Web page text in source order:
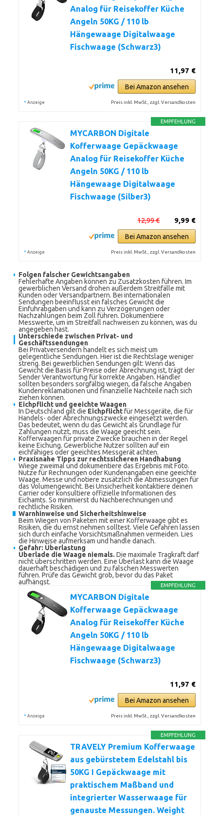
Analog für Reisekoffer Küche
Angeln 50KG / 110 lb
Hängewaage Digitalwaage
Fischwaage (Schwarz3)
11,97 €
Bei Amazon ansehen
* Anzeige Preis inkl. MwSt., zzgl. Versandkosten
EMPFEHLUNG
MYCARBON Digitale
Kofferwaage Gepäckwaage
Analog für Reisekoffer Küche
Angeln 50KG / 110 lb
Hängewaage Digitalwaage
Fischwaage (Silber3)
9,99 €
12,99 €
Bei Amazon ansehen
* Anzeige Preis inkl. MwSt., zzgl. Versandkosten
Folgen falscher Gewichtsangaben
Fehlerhafte Angaben können zu Zusatzkosten führen. Im
gewerblichen Versand drohen außerdem Streitfälle mit
Kunden oder Versandpartnern. Bei internationalen
Sendungen beeinflusst ein falsches Gewicht die
Einfuhrabgaben und kann zu Verzögerungen oder
Nachzahlungen beim Zoll führen. Dokumentiere
Messwerte, um im Streitfall nachweisen zu können, was du
angegeben hast.
Unterschiede zwischen Privat- und
Geschäftssendungen
Bei Privatversendern handelt es sich meist um
gelegentliche Sendungen. Hier ist die Rechtslage weniger
streng. Bei gewerblichen Sendungen gilt: Wenn das
Gewicht die Basis für Preise oder Abrechnung ist, trägt der
Sender Verantwortung für korrekte Angaben. Händler
sollten besonders sorgfältig wiegen, da falsche Angaben
Kundenreklamationen und finanzielle Nachteile nach sich
ziehen können.
Eichpflicht und geeichte Waagen
In Deutschland gilt die Eichpflichtfür Messgeräte, die für
Handels- oder Abrechnungszwecke eingesetzt werden.
Das bedeutet, wenn du das Gewicht als Grundlage für
Zahlungen nutzt, muss die Waage geeicht sein.
Kofferwaagen für private Zwecke brauchen in der Regel
keine Eichung. Gewerbliche Nutzer sollten auf ein
eichfähiges oder geeichtes Messgerät achten.
Praxisnahe Tipps zur rechtssicheren Handhabung
Wiege zweimal und dokumentiere das Ergebnis mit Foto.
Nutze für Rechnungen oder Kundenangaben eine geeichte
Waage. Messe und notiere zusätzlich die Abmessungen für
das Volumengewicht. Bei Unsicherheit kontaktiere deinen
Carrier oder konsultiere offizielle Informationen des
Eichamts. So minimierst du Nachberechnungen und
rechtliche Risiken.
Warnhinweise und Sicherheitshinweise
Beim Wiegen von Paketen mit einer Kofferwaage gibt es
Risiken, die du ernst nehmen solltest. Viele Gefahren lassen
sich durch einfache Vorsichtsmaßnahmen vermeiden. Lies
die Hinweise aufmerksam und handle danach.
Gefahr: Überlastung
Überlade die Waage niemals. Die maximale Tragkraft darf
nicht überschritten werden. Eine Überlast kann die Waage
dauerhaft beschädigen und zu falschen Messwerten
führen. Prüfe das Gewicht grob, bevor du das Paket
aufhängst.
EMPFEHLUNG
MYCARBON Digitale
Kofferwaage Gepäckwaage
Analog für Reisekoffer Küche
Angeln 50KG / 110 lb
Hängewaage Digitalwaage
Fischwaage (Schwarz3)
11,97 €
Bei Amazon ansehen
* Anzeige Preis inkl. MwSt., zzgl. Versandkosten
EMPFEHLUNG
TRAVELY Premium Kofferwaage
aus gebürstetem Edelstahl bis
50KG I Gepäckwaage mit
praktischem Maßband und
integrierter Wasserwaage für
genauste Messungen. Weight